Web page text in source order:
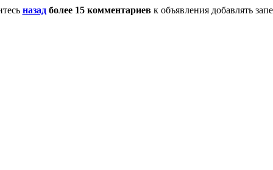
назад более 15 комментариевк объявления добавлять